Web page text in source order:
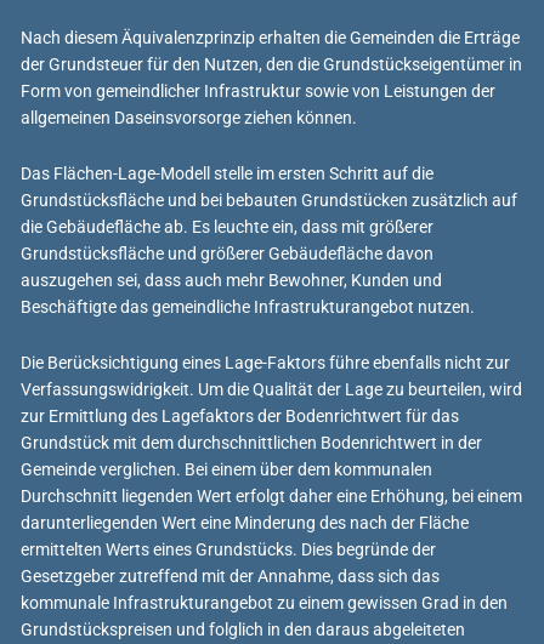
Nach diesem Äquivalenzprinzip erhalten die Gemeinden die Erträge
der Grundsteuer für den Nutzen, den die Grundstückseigentümer in
Form von gemeindlicher Infrastruktur sowie von Leistungen der
allgemeinen Daseinsvorsorge ziehen können.
Das Flächen-Lage-Modell stelle im ersten Schritt auf die
Grundstücksfläche und bei bebauten Grundstücken zusätzlich auf
die Gebäudefläche ab. Es leuchte ein, dass mit größerer
Grundstücksfläche und größerer Gebäudefläche davon
auszugehen sei, dass auch mehr Bewohner, Kunden und
Beschäftigte das gemeindliche Infrastrukturangebot nutzen.
Die Berücksichtigung eines Lage-Faktors führe ebenfalls nicht zur
Verfassungswidrigkeit. Um die Qualität der Lage zu beurteilen, wird
zur Ermittlung des Lagefaktors der Bodenrichtwert für das
Grundstück mit dem durchschnittlichen Bodenrichtwert in der
Gemeinde verglichen. Bei einem über dem kommunalen
Durchschnitt liegenden Wert erfolgt daher eine Erhöhung, bei einem
darunterliegenden Wert eine Minderung des nach der Fläche
ermittelten Werts eines Grundstücks. Dies begründe der
Gesetzgeber zutreffend mit der Annahme, dass sich das
kommunale Infrastrukturangebot zu einem gewissen Grad in den
Grundstückspreisen und folglich in den daraus abgeleiteten